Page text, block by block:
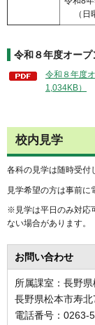
（日
令和８年度オー
令和８年度
1,034KB）
校内見学
各科の見学は随時受付
見学希望の方は事前に
※見学は平日のみ対応
ない場合があります。
お問い合わせ
所属課室：長野
長野県松本市寿
電話番号：0263-